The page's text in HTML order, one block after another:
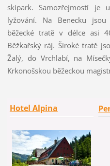
skipark. Samozřejmostí je
lyžování. Na Benecku
běžecké tratě v délce asi
Běžkařský ráj. Široké tratě
Žalý, do Vrchlabí, na
Krkonošskou běžeckou
Hotel Alpina